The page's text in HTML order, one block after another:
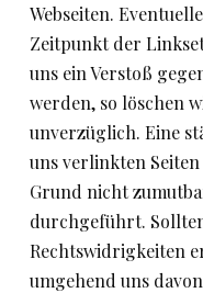
Webseiten.
Zeitpunkt der
uns ein Verstoß
werden, so löschen
unverzüglich. Eine
uns verlinkten
Grund nicht
durchgeführt.
Rechtswidrigkeiten
umgehend uns